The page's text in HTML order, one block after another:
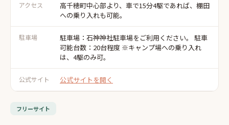
アクセス
高千穂町中心部より、車で15分4駆であれば、棚田
への乗り入れも可能。
駐車場
駐車場：石神神社駐車場をご利用ください。 駐車
可能台数：20台程度 ※キャンプ場への乗り入れ
は、4駆のみ可。
公式サイト 公式サイトを開く
フリーサイト